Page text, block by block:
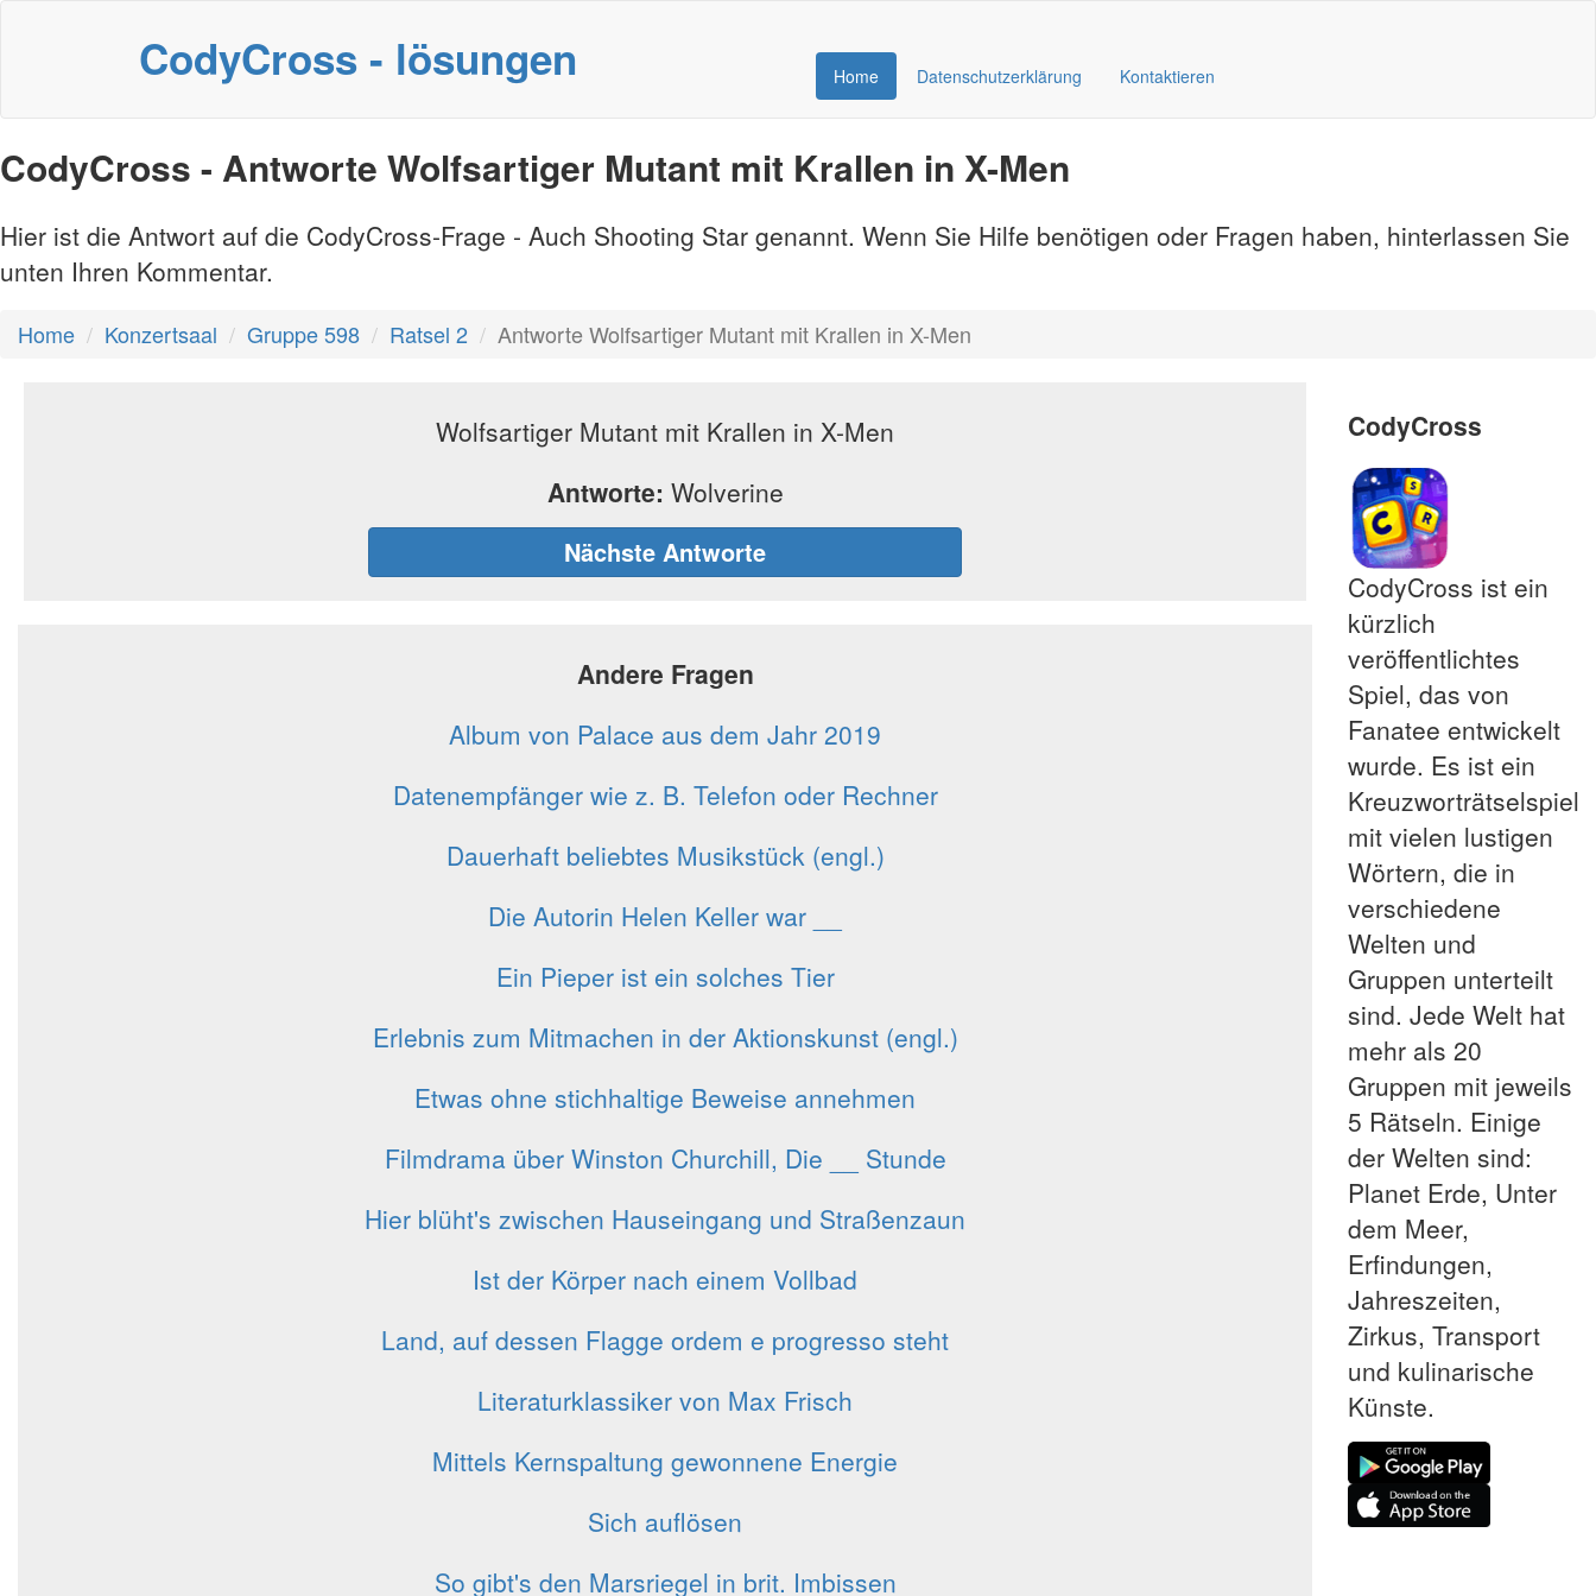
CodyCross - lösungen Home Datenschutzerklärung Kontaktieren
CodyCross - Antworte Wolfsartiger Mutant mit Krallen in X-Men
Hier ist die Antwort auf die CodyCross-Frage - Auch Shooting Star genannt. Wenn Sie Hilfe benötigen oder Fragen haben, hinterlassen Sie
unten Ihren Kommentar.
Home Konzertsaal Gruppe 598 Ratsel 2 Antworte Wolfsartiger Mutant mit Krallen in X-Men
Wolfsartiger Mutant mit Krallen in X-Men
Antworte: Wolverine
Nächste Antworte
Andere Fragen
Album von Palace aus dem Jahr 2019
Datenempfänger wie z. B. Telefon oder Rechner
Dauerhaft beliebtes Musikstück (engl.)
Die Autorin Helen Keller war __
Ein Pieper ist ein solches Tier
Erlebnis zum Mitmachen in der Aktionskunst (engl.)
Etwas ohne stichhaltige Beweise annehmen
Filmdrama über Winston Churchill, Die __ Stunde
Hier blüht's zwischen Hauseingang und Straßenzaun
Ist der Körper nach einem Vollbad
Land, auf dessen Flagge ordem e progresso steht
Literaturklassiker von Max Frisch
Mittels Kernspaltung gewonnene Energie
Sich auflösen
So gibt's den Marsriegel in brit. Imbissen
CodyCross
CodyCross ist ein
kürzlich
veröffentlichtes
Spiel, das von
Fanatee entwickelt
wurde. Es ist ein
Kreuzworträtselspiel
mit vielen lustigen
Wörtern, die in
verschiedene
Welten und
Gruppen unterteilt
sind. Jede Welt hat
mehr als 20
Gruppen mit jeweils
5 Rätseln. Einige
der Welten sind:
Planet Erde, Unter
dem Meer,
Erfindungen,
Jahreszeiten,
Zirkus, Transport
und kulinarische
Künste.